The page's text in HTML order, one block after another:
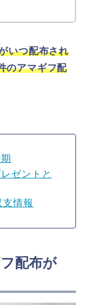
いつ配布され
のアマギフ配
ゼントと
情報
配布が